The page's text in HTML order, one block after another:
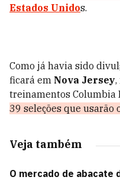
Estados Unidos.
Como já havia sido
ficará em Nova Jersey,
treinamentos Columbia
39 seleções que usarão
Veja também
O mercado de abacate